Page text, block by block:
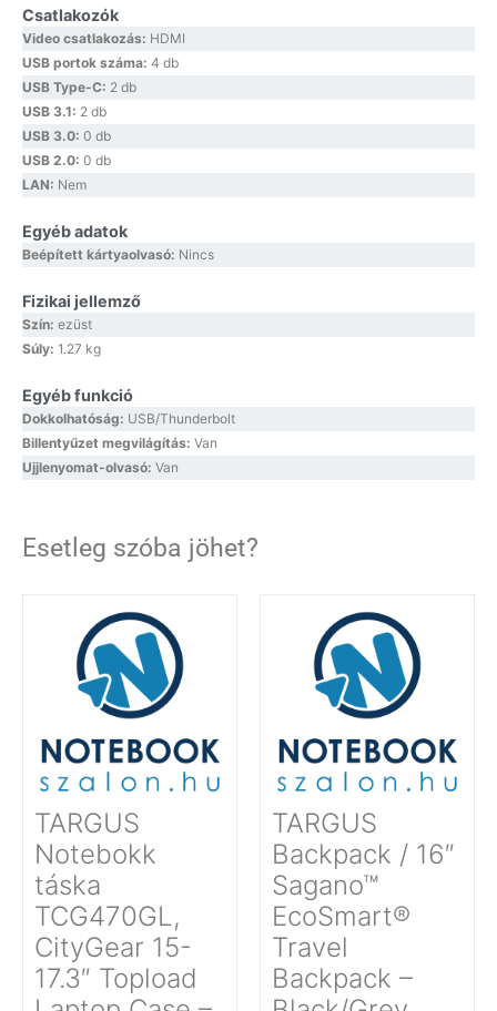
Csatlakozók
Video csatlakozás: HDMI
USB portok száma: 4 db
USB Type-C: 2 db
USB 3.1: 2 db
USB 3.0: 0 db
USB 2.0: 0 db
LAN: Nem
Egyéb adatok
Beépített kártyaolvasó: Nincs
Fizikai jellemző
Szín: ezüst
Súly: 1.27 kg
Egyéb funkció
Dokkolhatóság: USB/Thunderbolt
Billentyűzet megvilágítás: Van
Ujjlenyomat-olvasó: Van
Esetleg szóba jöhet?
TARGUS
Notebokk
táska
TCG470GL,
CityGear 15-
17.3″ Topload
TARGUS
Backpack / 16″
Sagano™
EcoSmart®
Travel
Backpack –